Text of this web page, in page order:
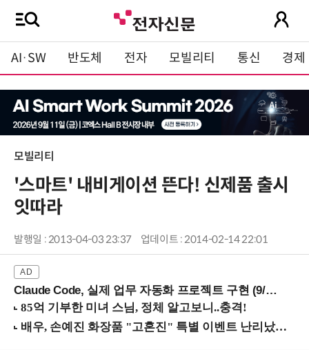
AI·SW 반도체 전자 모빌리티 통신 경제
모빌리티
'스마트' 내비게이션 뜬다! 신제품 출시
잇따라
발행일 : 2013-04-03 23:37 업데이트 : 2014-02-14 22:01
Claude Code, 실제 업무 자동화 프로젝트 구현 (9/16 ~17 강남역)